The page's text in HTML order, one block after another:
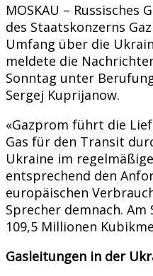
MOSKAU – Russisches
des Staatskonzerns
Umfang über die
meldete die
Sonntag unter
Sergej Kuprijanow.
«Gazprom führt die
Gas für den Transit
Ukraine im
entsprechend den
europäischen
Sprecher demnach.
109,5 Millionen
Gasleitungen in der